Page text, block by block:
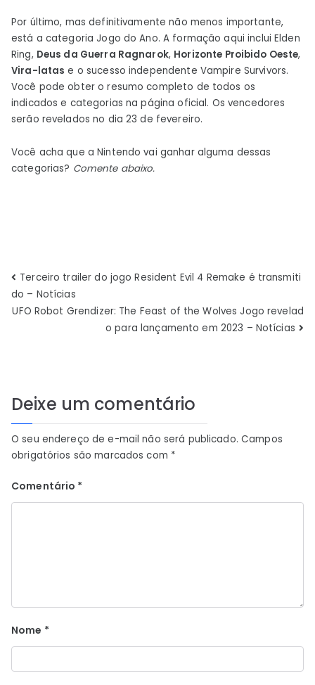
Por último, mas definitivamente não menos importante,
está a categoria Jogo do Ano. A formação aqui inclui Elden
Ring, Deus da Guerra Ragnarok, Horizonte Proibido Oeste,
Vira-latas e o sucesso independente Vampire Survivors.
Você pode obter o resumo completo de todos os
indicados e categorias na página oficial. Os vencedores
serão revelados no dia 23 de fevereiro.
Você acha que a Nintendo vai ganhar alguma dessas
categorias? Comente abaixo.
Navegação
de
Terceiro trailer do jogo Resident Evil 4 Remake é transmiti
do – Notícias
UFO Robot Grendizer: The Feast of the Wolves Jogo revelad
o para lançamento em 2023 – Notícias
Deixe um comentário
O seu endereço de e-mail não será publicado. Campos
obrigatórios são marcados com *
Comentário *
Nome *